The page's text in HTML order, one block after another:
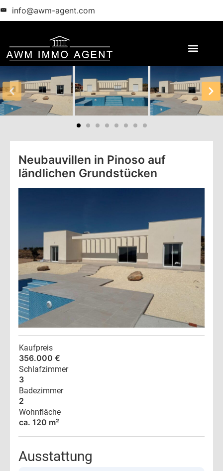
info@awm-agent.com
Neubauvillen in Pinoso auf
ländlichen Grundstücken
Kaufpreis
356.000 €
Schlafzimmer
3
Badezimmer
2
Wohnfläche
ca. 120 m²
Ausstattung